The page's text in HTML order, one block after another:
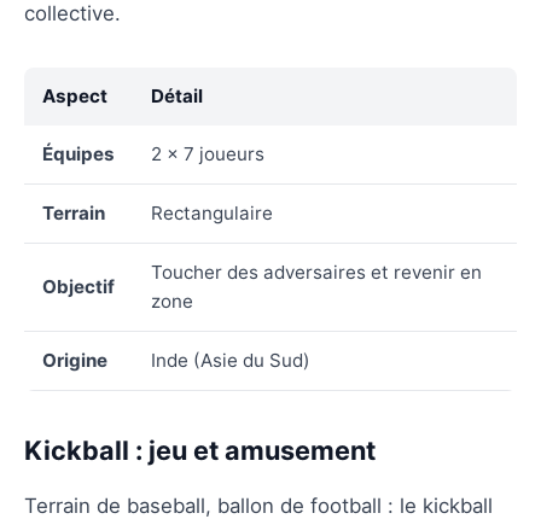
collective.
Aspect Détail
Équipes 2 × 7 joueurs
Terrain Rectangulaire
Objectif
Toucher des adversaires et revenir en
zone
Origine Inde (Asie du Sud)
Kickball : jeu et amusement
Terrain de baseball, ballon de football : le kickball